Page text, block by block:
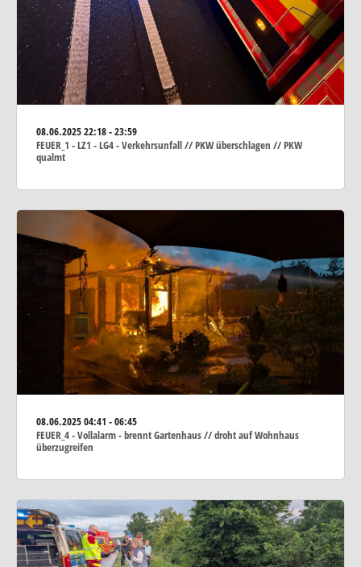
08.06.202522:18 - 23:59
FEUER_1 - LZ1 - LG4 - Verkehrsunfall // PKW überschlagen // PKW
qualmt
08.06.202504:41 - 06:45
FEUER_4 - Vollalarm - brennt Gartenhaus // droht auf Wohnhaus
überzugreifen